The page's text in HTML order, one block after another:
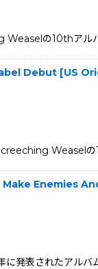
Weaselの10thアル
Debut [US
Weasel
Enemies
発表されたアル